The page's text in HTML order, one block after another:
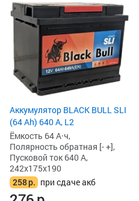
Аккумулятор BLACK BULL SLI
(64 Ah) 640 А, L2
Ёмкость 64 А·ч,
Полярность обратная [- +],
Пусковой ток 640 А,
242x175x190
258р. при сдаче акб